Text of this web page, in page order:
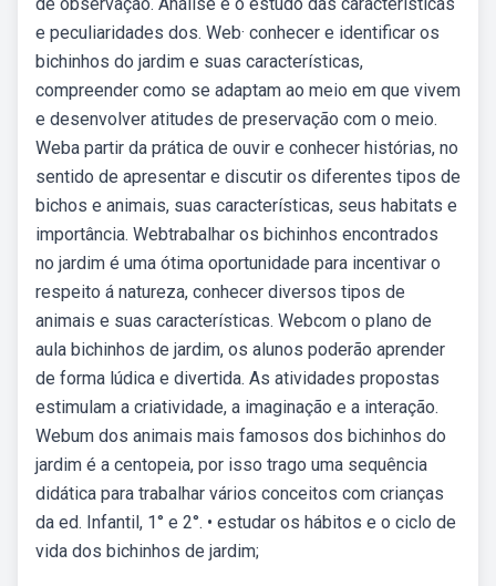
e peculiaridades dos. Web· conhecer e identificar os
bichinhos do jardim e suas características,
compreender como se adaptam ao meio em que vivem
e desenvolver atitudes de preservação com o meio.
Weba partir da prática de ouvir e conhecer histórias, no
sentido de apresentar e discutir os diferentes tipos de
bichos e animais, suas características, seus habitats e
importância. Webtrabalhar os bichinhos encontrados
no jardim é uma ótima oportunidade para incentivar o
respeito á natureza, conhecer diversos tipos de
animais e suas características. Webcom o plano de
aula bichinhos de jardim, os alunos poderão aprender
de forma lúdica e divertida. As atividades propostas
estimulam a criatividade, a imaginação e a interação.
Webum dos animais mais famosos dos bichinhos do
jardim é a centopeia, por isso trago uma sequência
didática para trabalhar vários conceitos com crianças
da ed. Infantil, 1° e 2°. • estudar os hábitos e o ciclo de
vida dos bichinhos de jardim;